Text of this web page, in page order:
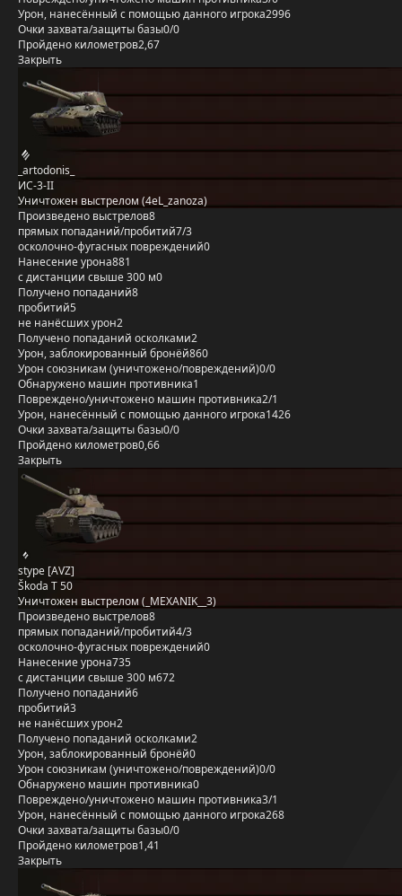
Урон, нанесённый с помощью данного игрока2996
Очки захвата/защиты базы0/0
Пройдено километров2,67
Закрыть
_artodonis_
ИС-3-II
Уничтожен выстрелом (4eL_zanoza)
Произведено выстрелов8
прямых попаданий/пробитий7/3
осколочно-фугасных повреждений0
Нанесение урона881
с дистанции свыше 300 м0
Получено попаданий8
пробитий5
не нанёсших урон2
Получено попаданий осколками2
Урон, заблокированный бронёй860
Урон союзникам (уничтожено/повреждений)0/0
Обнаружено машин противника1
Повреждено/уничтожено машин противника2/1
Урон, нанесённый с помощью данного игрока1426
Очки захвата/защиты базы0/0
Пройдено километров0,66
Закрыть
stype [AVZ]
Škoda T 50
Уничтожен выстрелом (_MEXANIK__3)
Произведено выстрелов8
прямых попаданий/пробитий4/3
осколочно-фугасных повреждений0
Нанесение урона735
с дистанции свыше 300 м672
Получено попаданий6
пробитий3
не нанёсших урон2
Получено попаданий осколками2
Урон, заблокированный бронёй0
Урон союзникам (уничтожено/повреждений)0/0
Обнаружено машин противника0
Повреждено/уничтожено машин противника3/1
Урон, нанесённый с помощью данного игрока268
Очки захвата/защиты базы0/0
Пройдено километров1,41
Закрыть